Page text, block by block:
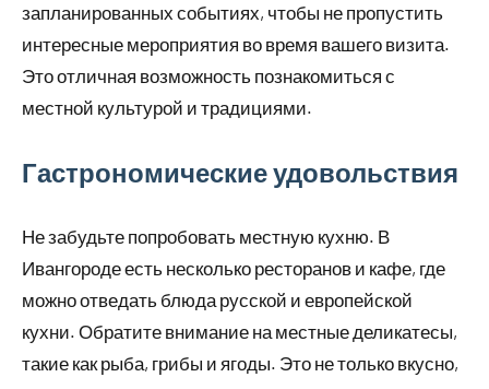
запланированных событиях, чтобы не пропустить
интересные мероприятия во время вашего визита.
Это отличная возможность познакомиться с
местной культурой и традициями.
Гастрономические удовольствия
Не забудьте попробовать местную кухню. В
Ивангороде есть несколько ресторанов и кафе, где
можно отведать блюда русской и европейской
кухни. Обратите внимание на местные деликатесы,
такие как рыба, грибы и ягоды. Это не только вкусно,